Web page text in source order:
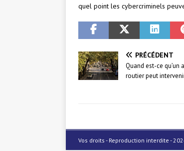
quel point les cybercriminels
PRÉCÉDENT
Quand est-ce
routier peut
Vos droits - Reproduction interdite -